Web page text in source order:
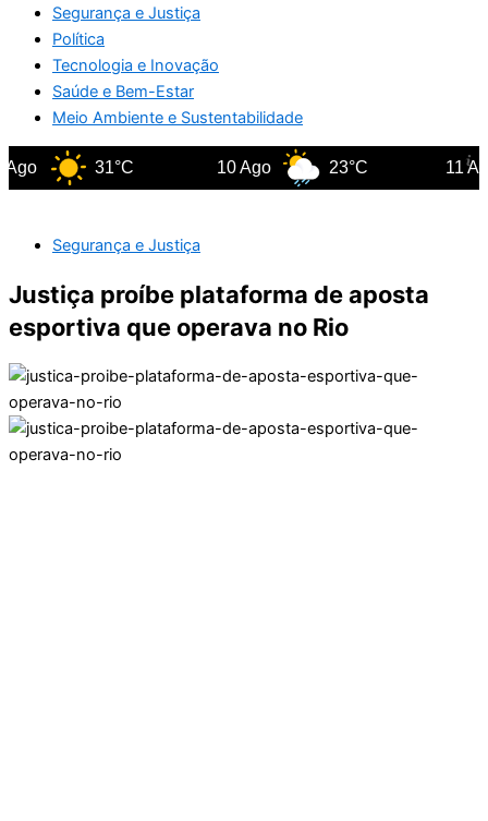
Segurança e Justiça
Política
Tecnologia e Inovação
Saúde e Bem-Estar
Meio Ambiente e Sustentabilidade
31°C 10 Ago 23°C 11 Ago
Segurança e Justiça
Justiça proíbe plataforma de aposta
esportiva que operava no Rio